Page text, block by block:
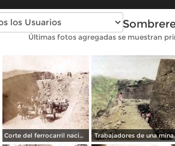
Fotos antiguas de
Últimas fotos agregadas se muestran
Corte del ferrocarril nacional de Mexico Somrerete Zacatecas. Trabajadores de una mina.